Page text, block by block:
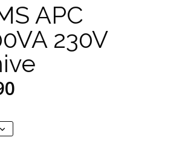
APC
230V